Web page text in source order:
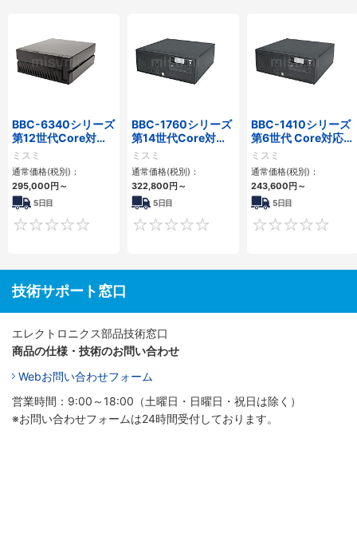
BBC-6340シリーズ
第12世代Core対応
小型フロアマウント
PC2PCI/2PCIe
ミスミ
通常価格(税別)：
295,000円～
5日目
0
BBC-1760シリーズ
第14世代Core対応
小型フロアマウント
3PCIe
ミスミ
通常価格(税別)：
322,800円～
5日目
0
BBC-1410シリーズ
第6世代 Core対応フ
ロアマウントFAPC
3PCI・3PCIe
ミスミ
通常価格(税別)：
243,600円～
5日目
技術サポート窓口
エレクトロニクス部品技術窓口
商品の仕様・技術のお問い合わせ
Webお問い合わせフォーム
営業時間：9:00～18:00（土曜日・日曜日・祝日は除く）
※お問い合わせフォームは24時間受付しております。